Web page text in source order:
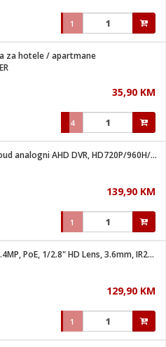
1
za hotele / apartmane
35,90 KM
4
4-kanalni Cloud analogni AHD DVR, HD720P/960H/D1, HDMI/VGA
139,90 KM
1
Kamera IP, 2.4MP, PoE, 1/2.8" HD Lens, 3.6mm, IR20, Cloud
129,90 KM
1